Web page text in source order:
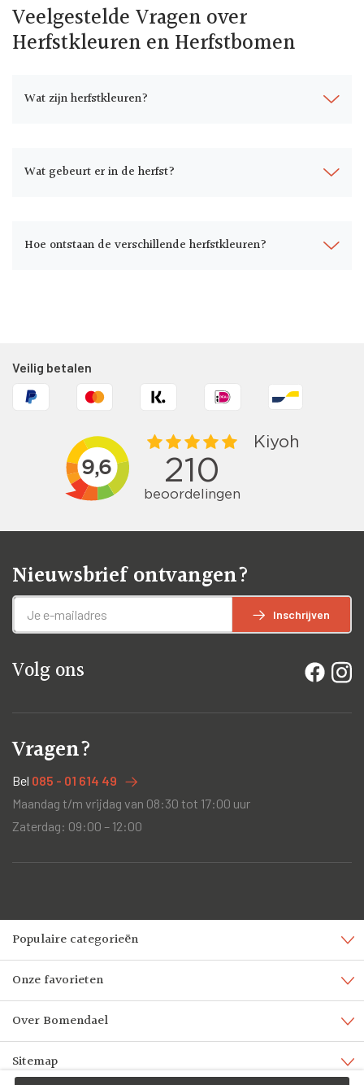
Veelgestelde Vragen over
Herfstkleuren en Herfstbomen
Wat zijn herfstkleuren?
Wat gebeurt er in de herfst?
Hoe ontstaan de verschillende herfstkleuren?
Veilig betalen
Nieuwsbrief ontvangen?
Inschrijven
Volg ons
Vragen?
Bel 085 - 01 614 49
Maandag t/m vrijdag van 08:30 tot 17:00 uur
Zaterdag: 09:00 – 12:00
Populaire categorieën
Onze favorieten
Over Bomendael
Sitemap